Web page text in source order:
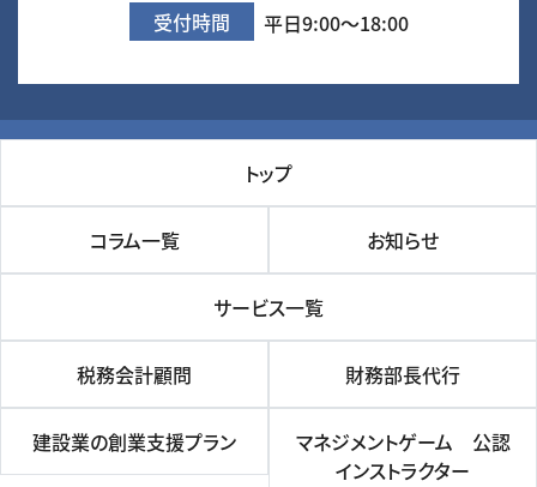
受付時間 平日9:00～18:00
トップ
コラム一覧 お知らせ
サービス一覧
税務会計顧問 財務部長代行
建設業の創業支援プラン
マネジメントゲーム 公認
インストラクター